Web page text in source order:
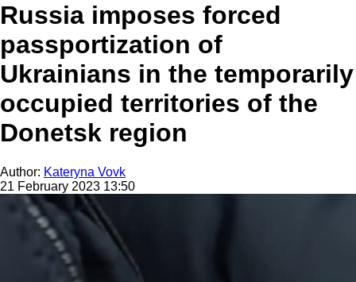
Russia imposes forced
passportization of
Ukrainians in the temporarily
occupied territories of the
Donetsk region
Author: Kateryna Vovk
21 February 2023 13:50